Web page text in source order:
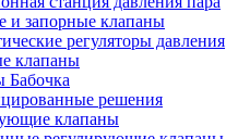
и запорные клапаны
регуляторы давления
клапаны
Бабочка
решения
клапаны